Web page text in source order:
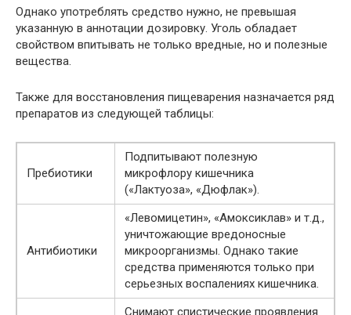
Однако употреблять средство нужно, не превышая
указанную в аннотации дозировку. Уголь обладает
свойством впитывать не только вредные, но и полезные
вещества.
Также для восстановления пищеварения назначается ряд
препаратов из следующей таблицы:
Пребиотики
Подпитывают полезную
микрофлору кишечника
(«Лактуоза», «Дюфлак»).
Антибиотики
«Левомицетин», «Амоксиклав» и т.д.,
уничтожающие вредоносные
микроорганизмы. Однако такие
средства применяются только при
серьезных воспалениях кишечника.
Снимают спистические проявления